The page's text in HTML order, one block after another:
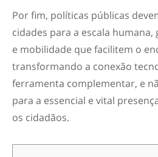
Por fim, políticas públicas
cidades para a escala
e mobilidade que facilitem o
transformando a conexão
ferramenta complementar, e
para a essencial e vital
os cidadãos.